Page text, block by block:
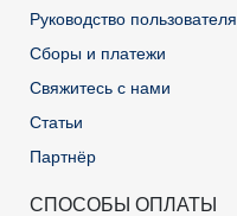
Руководство пользователя
Сборы и платежи
Свяжитесь с нами
Статьи
Партнёр
СПОСОБЫ ОПЛАТЫ